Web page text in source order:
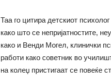
Таа го цитира детскиот
како што се непријатностите,
како и Венди Могел, клинички
работи како советник во
на колеџ пристигаат се повеќе